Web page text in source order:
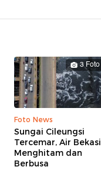
3 Foto
Foto News
Sungai Cileungsi
Tercemar, Air Bekasi
Menghitam dan
Berbusa